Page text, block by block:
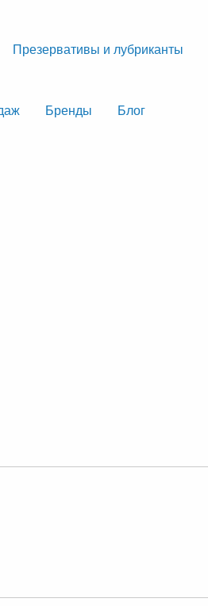
Презервативы и лубриканты
Бренды
Блог